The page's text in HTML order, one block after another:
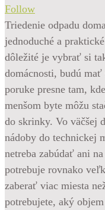
Follow
Triedenie odpadu
jednoduché a
dôležité je vybrať si
domácnosti, budú
poruke presne tam,
menšom byte môžu
do skrinky. Vo väčšej
nádoby do technickej
netreba zabúdať ani
potrebuje rovnako
zaberať viac miesta
potrebujete, aký